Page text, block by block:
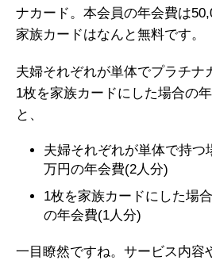
ナカード。本会員の年会費は
家族カードはなんと無料です。
夫婦それぞれが単体でプラチナ
1枚を家族カードにした場合の
と、
夫婦それぞれが単体で持つ
万円の年会費(2人分)
1枚を家族カードにした場
の年会費(1人分)
一目瞭然ですね。サービス内容